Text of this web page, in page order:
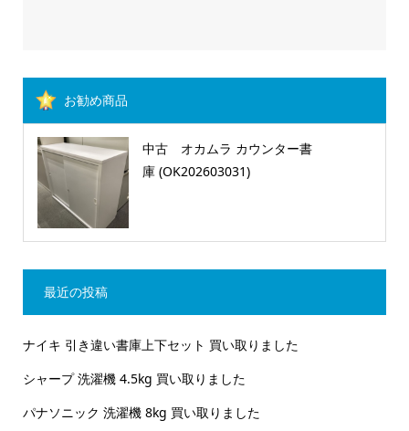
お勧め商品
中古 オカムラ カウンター書
庫 (OK202603031)
最近の投稿
ナイキ 引き違い書庫上下セット 買い取りました
シャープ 洗濯機 4.5kg 買い取りました
パナソニック 洗濯機 8kg 買い取りました